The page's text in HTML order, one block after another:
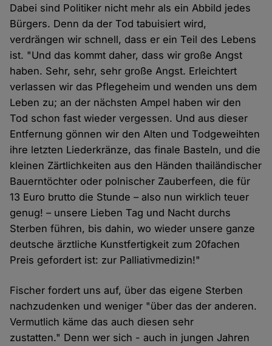
Dabei sind Politiker nicht mehr als ein Abbild jedes
Bürgers. Denn da der Tod tabuisiert wird,
verdrängen wir schnell, dass er ein Teil des Lebens
ist. "Und das kommt daher, dass wir große Angst
haben. Sehr, sehr, sehr große Angst. Erleichtert
verlassen wir das Pflegeheim und wenden uns dem
Leben zu; an der nächsten Ampel haben wir den
Tod schon fast wieder vergessen. Und aus dieser
Entfernung gönnen wir den Alten und Todgeweihten
ihre letzten Liederkränze, das finale Basteln, und die
kleinen Zärtlichkeiten aus den Händen thailändischer
Bauerntöchter oder polnischer Zauberfeen, die für
13 Euro brutto die Stunde – also nun wirklich teuer
genug! – unsere Lieben Tag und Nacht durchs
Sterben führen, bis dahin, wo wieder unsere ganze
deutsche ärztliche Kunstfertigkeit zum 20fachen
Preis gefordert ist: zur Palliativmedizin!"
Fischer fordert uns auf, über das eigene Sterben
nachzudenken und weniger "über das der anderen.
Vermutlich käme das auch diesen sehr
zustatten." Denn wer sich - auch in jungen Jahren